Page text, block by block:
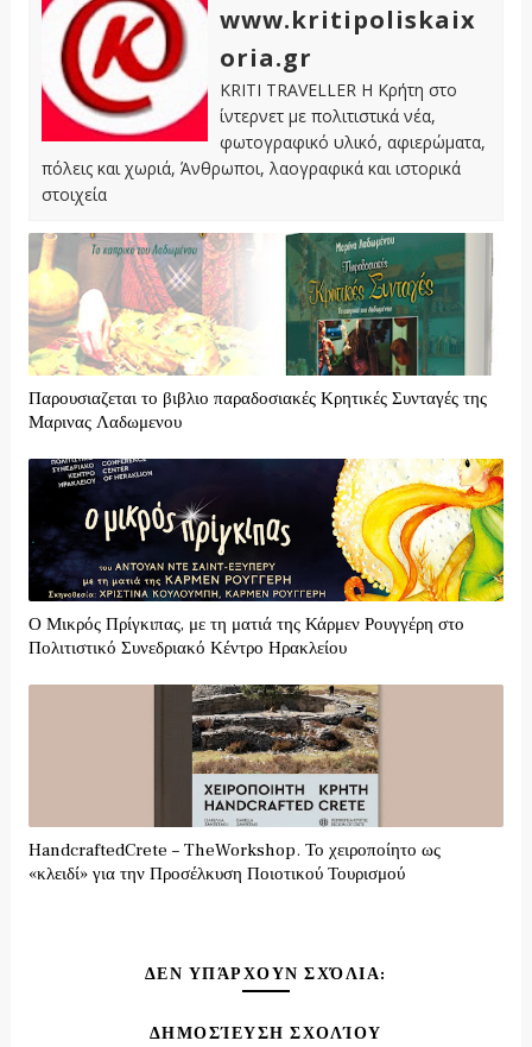
www.kritipoliskaix
oria.gr
KRITI TRAVELLER Η Κρήτη στο
ίντερνετ με πολιτιστικά νέα,
φωτογραφικό υλικό, αφιερώματα,
πόλεις και χωριά, Άνθρωποι, λαογραφικά και ιστορικά
στοιχεία
Παρουσιαζεται το βιβλιο παραδοσιακές Κρητικές Συνταγές της
Μαρινας Λαδωμενου
Ο Μικρός Πρίγκιπας, με τη ματιά της Κάρμεν Ρουγγέρη στο
Πολιτιστικό Συνεδριακό Κέντρο Ηρακλείου
HandcraftedCrete – TheWorkshop. Το χειροποίητο ως
«κλειδί» για την Προσέλκυση Ποιοτικού Τουρισμού
ΔΕΝ ΥΠΆΡΧΟΥΝ ΣΧΌΛΙΑ:
ΔΗΜΟΣΊΕΥΣΗ ΣΧΟΛΊΟΥ